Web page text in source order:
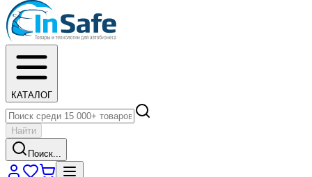
КАТАЛОГ
Найти
Поиск...